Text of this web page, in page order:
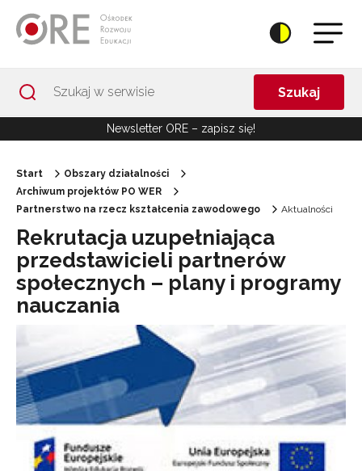
Szukaj
Newsletter ORE – zapisz się!
Start
Obszary działalności
Archiwum projektów PO WER
Partnerstwo na rzecz kształcenia zawodowego
Aktualności
Rekrutacja uzupełniająca
przedstawicieli partnerów
społecznych – plany i programy
nauczania